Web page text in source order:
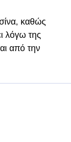
καθώς
λόγω της
από την